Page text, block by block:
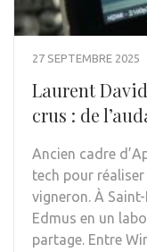
27 SEPTEMBRE 2025
Laurent
crus : de
Ancien cadre
tech pour
vigneron. À
Edmus en un
partage. Entre